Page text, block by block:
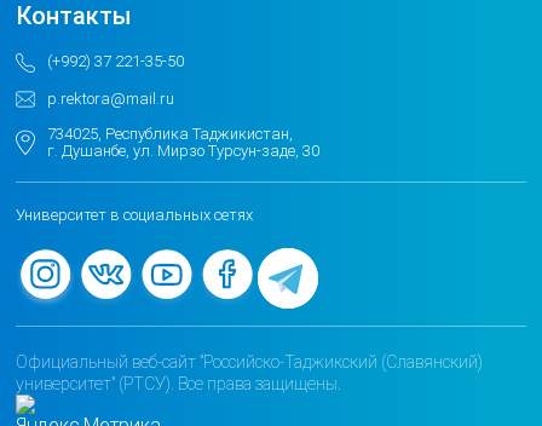
Контакты
(+992) 37 221-35-50
p.rektora@mail.ru
734025, Республика Таджикистан,
г. Душанбе, ул. Мирзо Турсун-заде, 30
Университет в социальных сетях
Официальный веб-сайт "Российско-Таджикский (Славянский)
университет" (РТСУ). Все права защищены.